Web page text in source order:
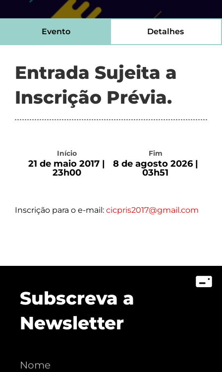
Evento Detalhes
Entrada Sujeita a
Inscrição Prévia.
Início
21 de maio 2017 |
23h00
Fim
8 de agosto 2026 |
03h51
Inscrição para o e-mail: cicpris2017@gmail.com
Subscreva a
Newsletter